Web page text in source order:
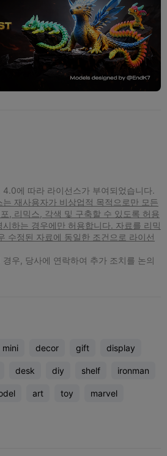
에 따라 라이선스가 부여되었습니다.
재사용자가 비상업적 목적으로만 모든
, 리믹스, 각색 및 구축할 수 있도록 허용
하는 경우에만 허용합니다. 자료를 리믹
수정된 자료에 동일한 조건으로 라이선
우, 당사에 연락하여 추가 조치를 논의
mini decor gift display
desk diy shelf ironman
art toy marvel